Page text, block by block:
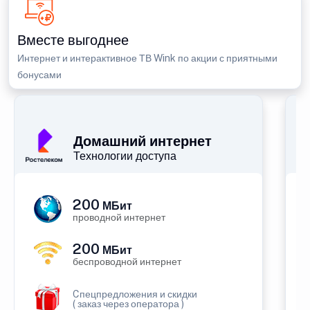
Вместе выгоднее
Интернет и интерактивное ТВ Wink по акции с приятными
бонусами
Домашний интернет
Технологии доступа
200 МБит
проводной интернет
200 МБит
беспроводной интернет
Cпецпредложения и скидки
( заказ через оператора )